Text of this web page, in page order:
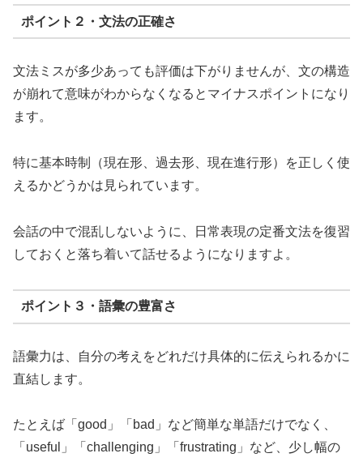
ポイント２・文法の正確さ
文法ミスが多少あっても評価は下がりませんが、文の構造
が崩れて意味がわからなくなるとマイナスポイントになり
ます。
特に基本時制（現在形、過去形、現在進行形）を正しく使
えるかどうかは見られています。
会話の中で混乱しないように、日常表現の定番文法を復習
しておくと落ち着いて話せるようになりますよ。
ポイント３・語彙の豊富さ
語彙力は、自分の考えをどれだけ具体的に伝えられるかに
直結します。
たとえば「good」「bad」など簡単な単語だけでなく、
「useful」「challenging」「frustrating」など、少し幅の